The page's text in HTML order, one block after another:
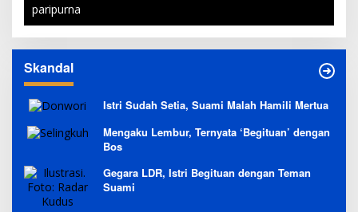
paripurna
Skandal
Istri Sudah Setia, Suami Malah Hamili Mertua
Mengaku Lembur, Ternyata ‘Begituan’ dengan
Bos
Gegara LDR, Istri Begituan dengan Teman
Suami